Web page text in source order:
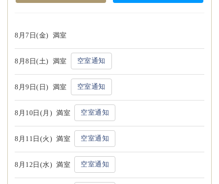
8月7日(金) 満室
8月8日(土) 満室 空室通知
8月9日(日) 満室 空室通知
8月10日(月) 満室 空室通知
8月11日(火) 満室 空室通知
8月12日(水) 満室 空室通知